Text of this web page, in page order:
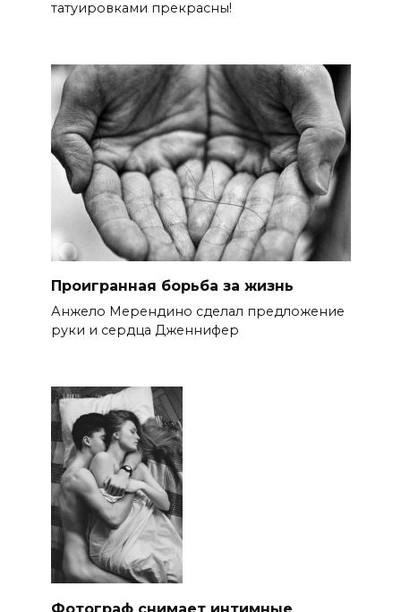
татуировками прекрасны!
Проигранная борьба за жизнь
Анжело Мерендино сделал предложение
руки и сердца Дженнифер
Фотограф снимает интимные